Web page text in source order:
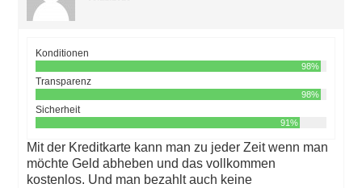
Konditionen
98%
Transparenz
98%
Sicherheit
91%
Mit der Kreditkarte kann man zu jeder Zeit wenn man
möchte Geld abheben und das vollkommen
kostenlos. Und man bezahlt auch keine